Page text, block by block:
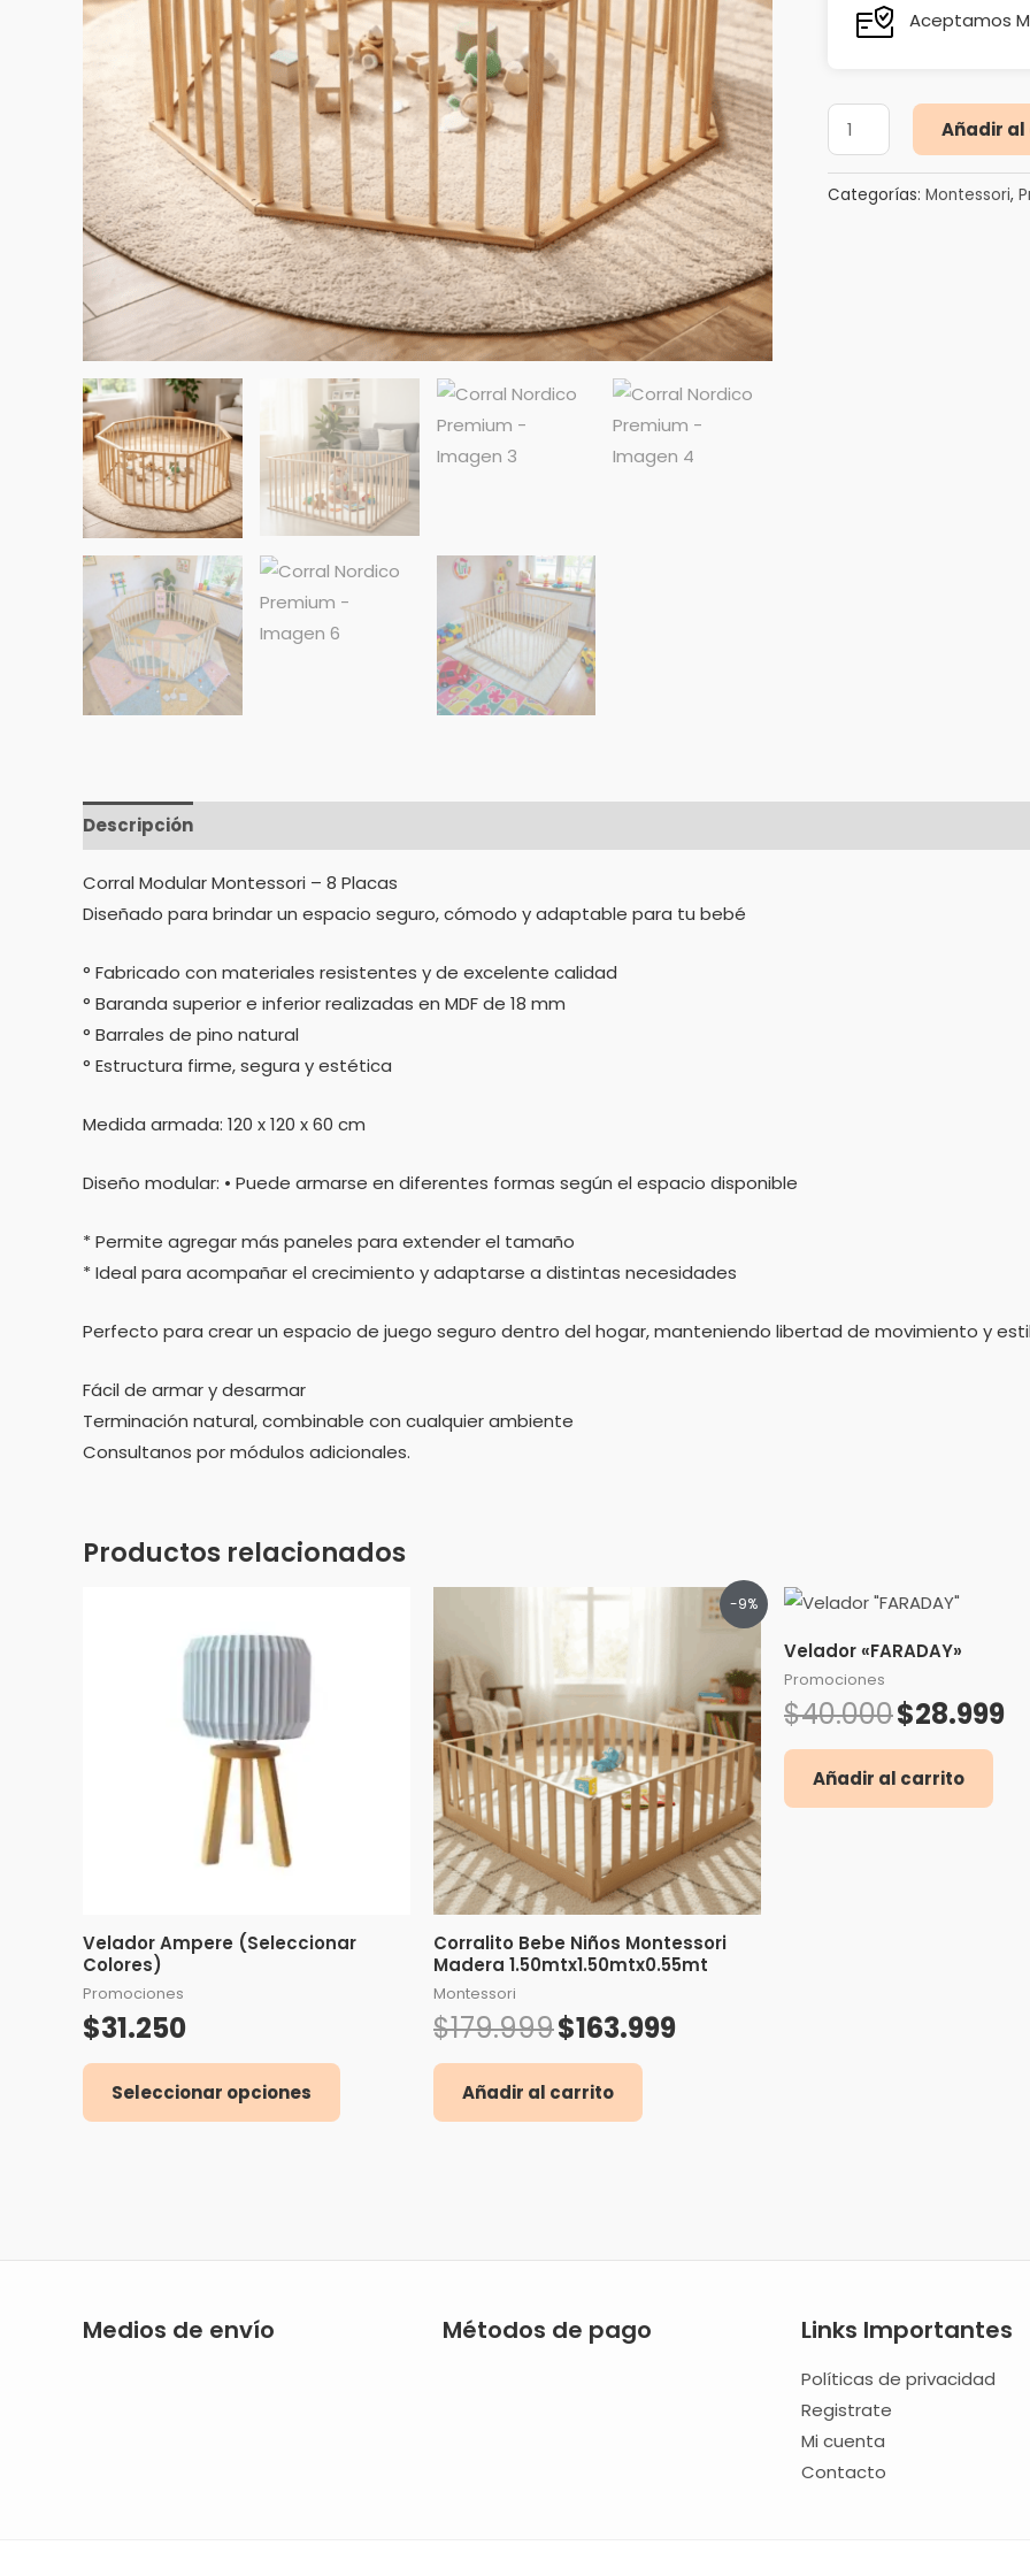
Aceptamos
Añadir
Categorías: Montessori,
Descripción
Corral Modular Montessori – 8 Placas
Diseñado para brindar un espacio seguro, cómodo y adaptable para tu bebé
° Fabricado con materiales resistentes y de excelente calidad
° Baranda superior e inferior realizadas en MDF de 18 mm
° Barrales de pino natural
° Estructura firme, segura y estética
Medida armada: 120 x 120 x 60 cm
Diseño modular: • Puede armarse en diferentes formas según el espacio disponible
* Permite agregar más paneles para extender el tamaño
* Ideal para acompañar el crecimiento y adaptarse a distintas necesidades
Perfecto para crear un espacio de juego seguro dentro del hogar, manteniendo libertad de movimiento y
Fácil de armar y desarmar
Terminación natural, combinable con cualquier ambiente
Consultanos por módulos adicionales.
Productos relacionados
Velador Ampere (Seleccionar
Colores)
Promociones
$31.250
Seleccionar opciones
la
-9%
Corralito Bebe Niños Montessori
Madera 1.50mtx1.50mtx0.55mt
Montessori
$179.999
El
original
$179.999.
$163.999
precio
$163.999.
Añadir al carrito
Velador «FARADAY»
Promociones
$40.000
El
precio
era:
$28.999
Añadir al carrito
Medios de envío Métodos de pago Links Importantes
Políticas de privacidad
Registrate
Mi cuenta
Contacto